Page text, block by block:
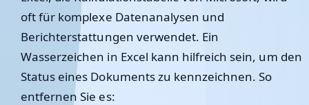
oft für komplexe Datenanalysen und
Berichterstattungen verwendet. Ein
Wasserzeichen in Excel kann hilfreich sein, um den
Status eines Dokuments zu kennzeichnen. So
entfernen Sie es: